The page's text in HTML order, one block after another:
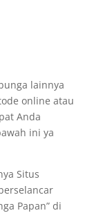
lainnya
online atau
Anda
ini ya
Situs
Papan” di